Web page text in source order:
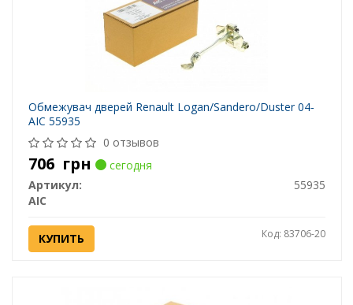
Обмежувач дверей Renault Logan/Sandero/Duster 04-
AIC 55935
0 отзывов
706 грн
сегодня
Артикул:
55935
AIC
КУПИТЬ Код: 83706-20